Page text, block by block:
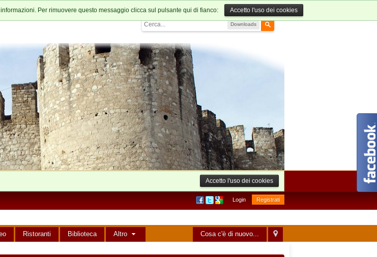
Downloads
Per rimuovere questo messaggio clicca sul pulsante qui di fianco: Accetto l'uso dei cookies
Accetto l'uso dei cookies
Login Registrati
Cosa c'è di nuovo...
Ristoranti Biblioteca Altro